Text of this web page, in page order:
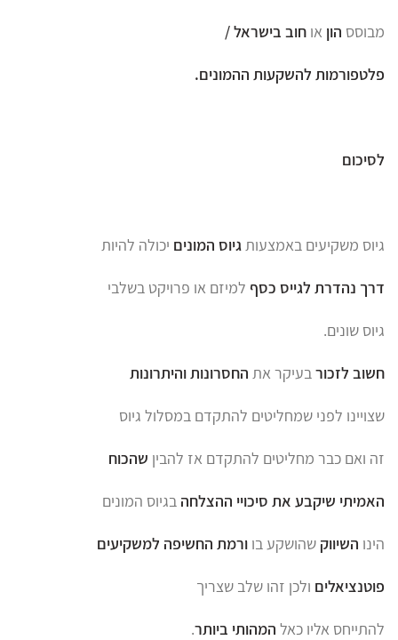
מבוסס הון או חוב בישראל /
פלטפורמות להשקעות ההמונים.
לסיכום
גיוס משקיעים באמצעותגיוס המונים יכולה להיות
דרך נהדרת לגייס כסף למיזם או פרויקט בשלבי
גיוס שונים.
חשוב לזכורבעיקר את החסרונות והיתרונות
שצויינו לפני שמחליטים להתקדם במסלול גיוס
זה ואם כבר מחליטים להתקדם אז להבין שהכוח
האמיתי שיקבע את סיכויי ההצלחה בגיוס המונים
הינו השיווק שהושקע בו ורמת החשיפה למשקיעים
פוטנציאלים ולכן זהו שלב שצריך
להתייחס אליו כאל המהותי ביותר.